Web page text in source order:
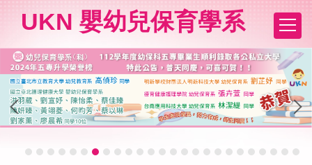
要
內
容
區
UKN 嬰幼兒保育學系